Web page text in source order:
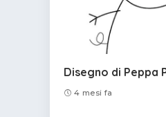
Disegno di Peppa
4 mesi fa